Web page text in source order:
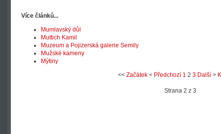
Více článků...
Mumlavský důl
Muttich Kamil
Muzeum a Pojizerská galerie Semily
Mužské kameny
Mýtiny
<< Začátek< Předchozí 1 2 3 Další>
Strana 2 z 3